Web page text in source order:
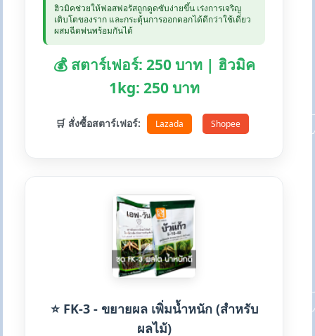
ฮิวมิคช่วยให้ฟอสฟอรัสถูกดูดซับง่ายขึ้น เร่งการเจริญ
เติบโตของราก และกระตุ้นการออกดอกได้ดีกว่าใช้เดี่ยว
ผสมฉีดพ่นพร้อมกันได้
💰 สตาร์เฟอร์: 250 บาท | ฮิวมิค
1kg: 250 บาท
🛒 สั่งซื้อสตาร์เฟอร์: Lazada Shopee
⭐ FK-3 - ขยายผล เพิ่มน้ำหนัก (สำหรับ
ผลไม้)